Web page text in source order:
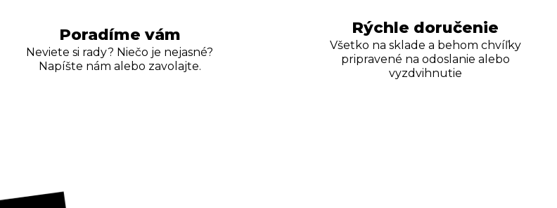
Poradíme vám
Neviete si rady? Niečo je nejasné?
Napíšte nám alebo zavolajte.
Rýchle doručenie
Všetko na sklade a behom chvíľky
pripravené na odoslanie alebo
vyzdvihnutie